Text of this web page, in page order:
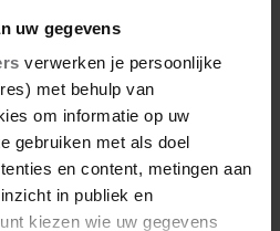
uw gegevens
verwerken je persoonlijke
met behulp van
om informatie op uw
gebruiken met als doel
en content, metingen aan
in publiek en
kiezen wie uw gegevens
2024
‘IK BEN